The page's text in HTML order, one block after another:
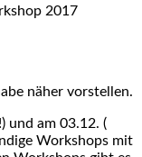
2017
näher vorstellen.
und am 03.12. (
Workshops mit